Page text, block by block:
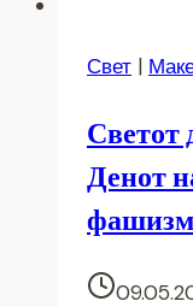
Свет |
Светот
Денот